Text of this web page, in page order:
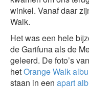
winkel. Vanaf daar
Walk.
Het was een hele
de Garifuna als de
geleerd. De foto’s
hetOrange Walk
staan in een apart